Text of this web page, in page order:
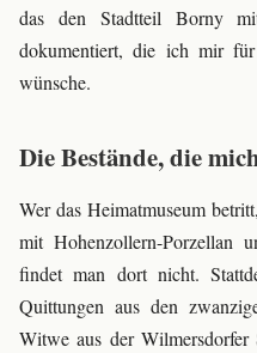
das den Stadtteil Borny
dokumentiert, die ich mir für
wünsche.
Die Bestände, die
Wer das Heimatmuseum
mit Hohenzollern-Porzellan
findet man dort nicht.
Quittungen aus den
Witwe aus der Wilmersdorfer